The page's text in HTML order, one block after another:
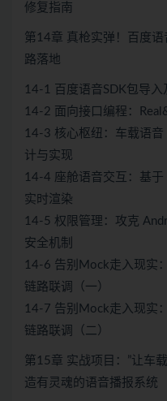
修复指南
第14章 真枪实弹！百度语
路落地
14-1 百度语音SDK包导入
14-2 面向接口编程：
14-3 核心枢纽：车载语
计与实现
14-4 座舱语音交互：基于
实时渲染
14-5 权限管理：攻克
安全机制
14-6 告别Mock走入现实
链路联调（一）
14-7 告别Mock走入现实
链路联调（二）
第15章 实战项目：”让车
造有灵魂的语音播报系统